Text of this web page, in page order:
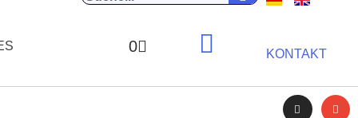
0 KONTAKT